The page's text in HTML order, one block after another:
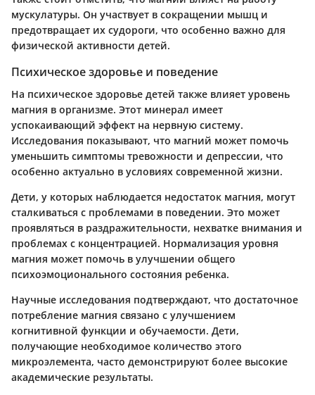
мускулатуры. Он участвует в сокращении мышц и
предотвращает их судороги, что особенно важно для
физической активности детей.
Психическое здоровье и поведение
На психическое здоровье детей также влияет уровень
магния в организме. Этот минерал имеет
успокаивающий эффект на нервную систему.
Исследования показывают, что магний может помочь
уменьшить симптомы тревожности и депрессии, что
особенно актуально в условиях современной жизни.
Дети, у которых наблюдается недостаток магния, могут
сталкиваться с проблемами в поведении. Это может
проявляться в раздражительности, нехватке внимания и
проблемах с концентрацией. Нормализация уровня
магния может помочь в улучшении общего
психоэмоционального состояния ребенка.
Научные исследования подтверждают, что достаточное
потребление магния связано с улучшением
когнитивной функции и обучаемости. Дети,
получающие необходимое количество этого
микроэлемента, часто демонстрируют более высокие
академические результаты.